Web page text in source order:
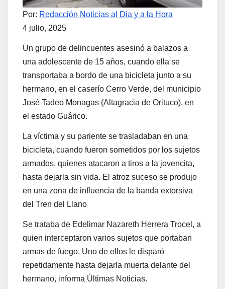
Por: Redacción Noticias al Dia y a la Hora
4 julio, 2025
Un grupo de delincuentes asesinó a balazos a
una adolescente de 15 años, cuando ella se
transportaba a bordo de una bicicleta junto a su
hermano, en el caserío Cerro Verde, del municipio
José Tadeo Monagas (Altagracia de Orituco), en
el estado Guárico.
La víctima y su pariente se trasladaban en una
bicicleta, cuando fueron sometidos por los sujetos
armados, quienes atacaron a tiros a la jovencita,
hasta dejarla sin vida. El atroz suceso se produjo
en una zona de influencia de la banda extorsiva
del Tren del Llano
Se trataba de Edelimar Nazareth Herrera Trocel, a
quien interceptaron varios sujetos que portaban
armas de fuego. Uno de ellos le disparó
repetidamente hasta dejarla muerta delante del
hermano, informa Últimas Noticias.